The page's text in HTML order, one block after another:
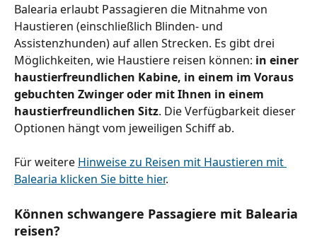
Balearia erlaubt Passagieren die Mitnahme von
Haustieren (einschließlich Blinden- und
Assistenzhunden) auf allen Strecken. Es gibt drei
Möglichkeiten, wie Haustiere reisen können: in einer
haustierfreundlichen Kabine, in einem im Voraus
gebuchten Zwinger oder mit Ihnen in einem
haustierfreundlichen Sitz. Die Verfügbarkeit dieser
Optionen hängt vom jeweiligen Schiff ab.
Für weitere Hinweise zu Reisen mit Haustieren mit
Balearia klicken Sie bitte hier.
Können schwangere Passagiere mit Balearia
reisen?